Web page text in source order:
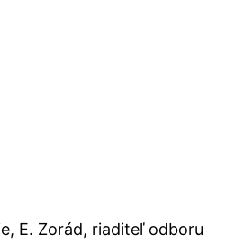
E. Zorád, riaditeľ odboru